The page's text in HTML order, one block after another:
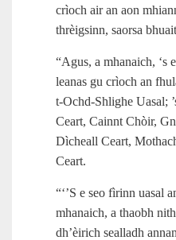
crìoch air an aon
thrèigsinn, saorsa
“Agus, a mhanaich, ‘s
leanas gu crìoch an
t‑Ochd‑Shlighe Uasal;
Ceart, Cainnt Chòir,
Dìcheall Ceart,
Ceart.
“‘’S e seo fìrinn uasal
mhanaich, a thaobh
dh’èirich sealladh